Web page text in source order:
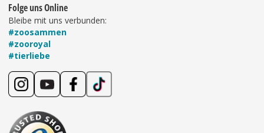
Folge uns Online
Bleibe mit uns verbunden:
#zoosammen
#zooroyal
#tierliebe